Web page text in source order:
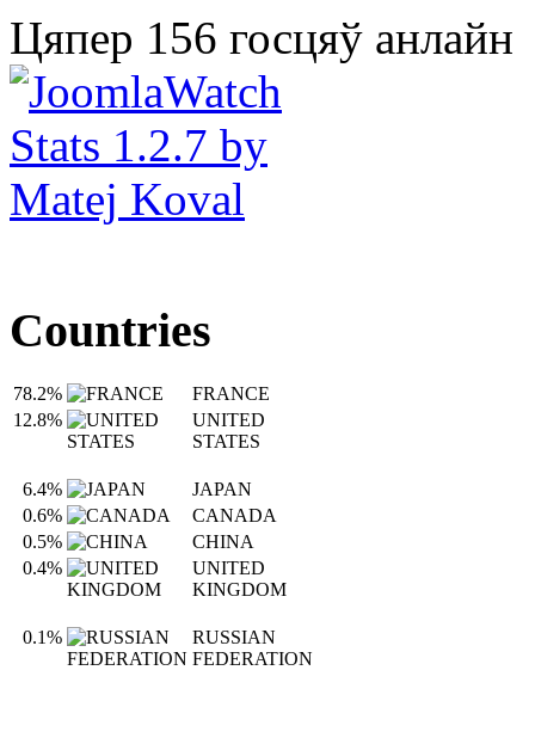
Цяпер 156 госцяў анлайн
Countries
78.2%
FRANCE
12.8%
UNITED
STATES
6.4%
JAPAN
0.6%
CANADA
0.5%
CHINA
0.4%
UNITED
KINGDOM
0.1%
RUSSIAN
FEDERATION